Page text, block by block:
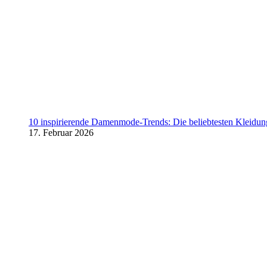
10 inspirierende Damenmode-Trends: Die beliebtesten
17. Februar 2026